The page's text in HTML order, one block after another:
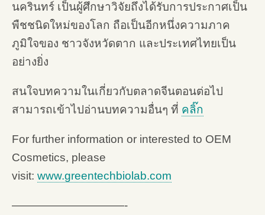
นครินทร์ เป็นผู้ศึกษาวิจัยถึงได้รับการประกาศเป็น
พืชชนิดใหม่ของโลก ถือเป็นอีกหนึ่งความภาค
ภูมิใจของ ชาวจังหวัดตาก และประเทศไทยเป็น
อย่างยิ่ง
สนใจบทความในเกี่ยวกับตลาดจีนตอนต่อไป
สามารถเข้าไปอ่านบทความอื่นๆ ที่ คลิ๊ก
For further information or interested to OEM
Cosmetics, please
visit: www.greentechbiolab.com
——————————-